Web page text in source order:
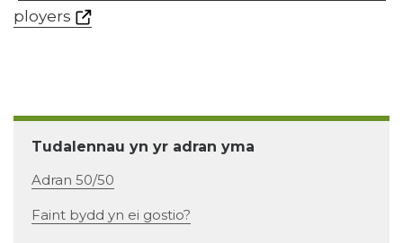
ployers
Tudalennau yn yr adran yma
Adran 50/50
Faint bydd yn ei gostio?